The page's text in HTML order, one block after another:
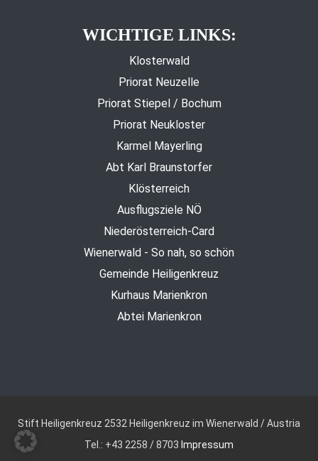
WICHTIGE LINKS:
Klosterwald
Priorat Neuzelle
Priorat Stiepel / Bochum
Priorat Neukloster
Karmel Mayerling
Abt Karl Braunstorfer
Klösterreich
Ausflugsziele NÖ
Niederösterreich-Card
Wienerwald - So nah, so schön
Gemeinde Heiligenkreuz
Kurhaus Marienkron
Abtei Marienkron
Stift Heiligenkreuz 2532 Heiligenkreuz im Wienerwald / Austria
Tel.: +43 2258 / 8703 Impressum